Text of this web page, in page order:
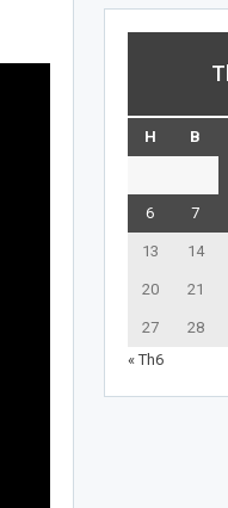
H B
6 7
13 14
20 21
27 28
« Th6